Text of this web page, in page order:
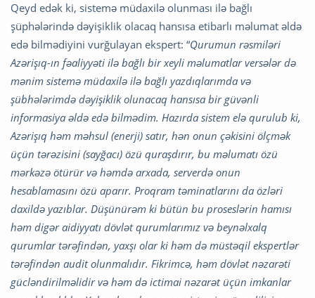
Qeyd edək ki, sistemə müdaxilə olunması ilə bağlı
şüphələrində dəyişiklik olacaq hansısa etibarlı məlumat əldə
edə bilmədiyini vurğulayan ekspert: “Qurumun rəsmiləri
Azərişıq-ın fəaliyyəti ilə bağlı bir xeyli məlumatlar versələr də
mənim sistemə müdaxilə ilə bağlı yazdıqlarımda və
şübhələrimdə dəyişiklik olunacaq hansısa bir güvənli
informasiya əldə edə bilmədim. Hazırda sistem elə qurulub ki,
Azərişıq həm məhsul (enerji) satır, hən onun çəkisini ölçmək
üçün tərəzisini (sayğacı) özü quraşdırır, bu məlumatı özü
mərkəzə ötürür və həmdə arxada, serverdə onun
hesablamasını özü aparır. Proqram təminatlarını da özləri
daxildə yazıblar. Düşünürəm ki bütün bu proseslərin hamısı
həm digər aidiyyatı dövlət qurumlarımız və beynəlxalq
qurumlar tərəfindən, yaxşı olar ki həm də müstəqil ekspertlər
tərəfindən audit olunmalıdır. Fikrimcə, həm dövlət nəzarəti
gücləndirilməlidir və həm də ictimai nəzarət üçün imkanlar